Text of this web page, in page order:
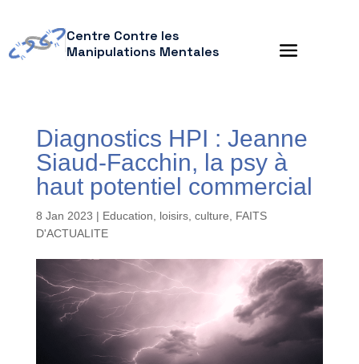
Centre Contre les
Manipulations Mentales
Diagnostics HPI : Jeanne
Siaud-Facchin, la psy à
haut potentiel commercial
8 Jan 2023 | Education, loisirs, culture
FAITS
D'ACTUALITE